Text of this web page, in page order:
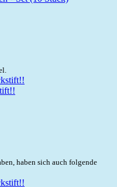
haben sich auch folgende